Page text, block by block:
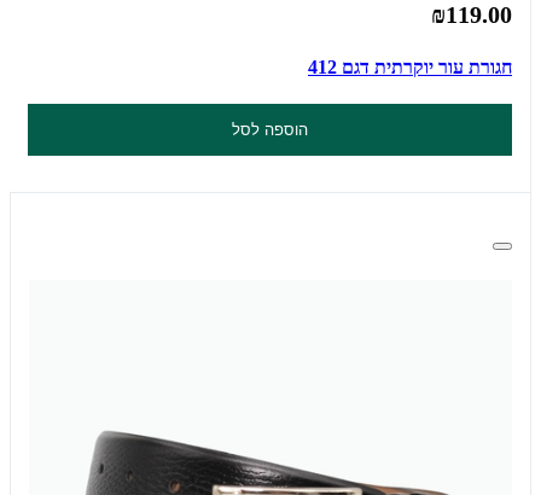
₪119.00
חגורת עור יוקרתית דגם 412
הוספה לסל